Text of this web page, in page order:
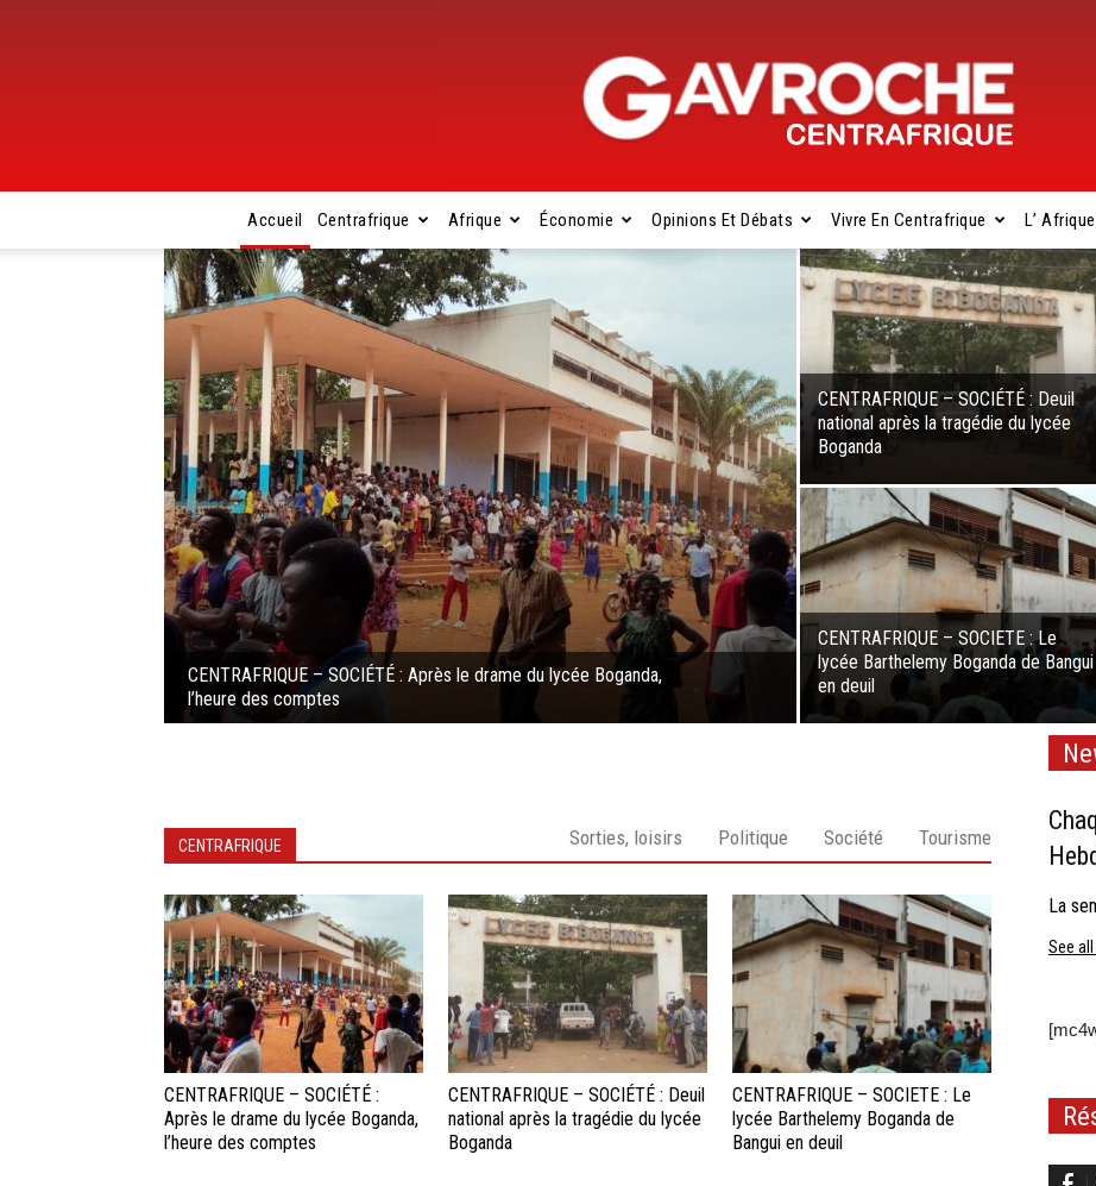
Gavroche
Centrafrique
Accueil Centrafrique Afrique Économie Opinions Et Débats Vivre En Centrafrique L’
CENTRAFRIQUE – SOCIÉTÉ : Après le drame du lycée Boganda,
l’heure des comptes
CENTRAFRIQUE – SOCIÉTÉ : Deuil
national après la tragédie du lycée
Boganda
CENTRAFRIQUE – SOCIETE : Le
lycée Barthelemy Boganda de Bangui
en deuil
CENTRAFRIQUE Sorties, loisirs Politique Société Tourisme
CENTRAFRIQUE – SOCIÉTÉ :
Après le drame du lycée Boganda,
l’heure des comptes
CENTRAFRIQUE – SOCIÉTÉ : Deuil
national après la tragédie du lycée
Boganda
CENTRAFRIQUE – SOCIETE : Le
lycée Barthelemy Boganda de
Bangui en deuil
La
See